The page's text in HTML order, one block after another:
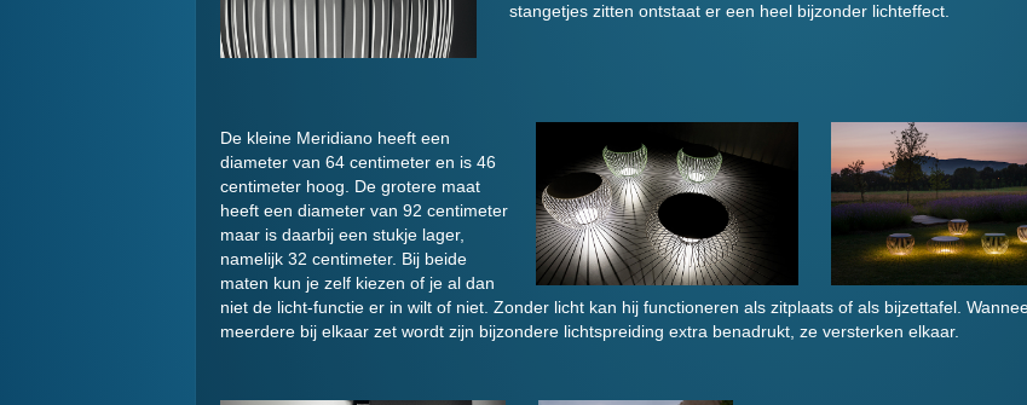
stangetjes zitten ontstaat er een heel bijzonder lichteffect.
De kleine Meridiano heeft een
diameter van 64 centimeter en is 46
centimeter hoog. De grotere maat
heeft een diameter van 92 centimeter
maar is daarbij een stukje lager,
namelijk 32 centimeter. Bij beide
maten kun je zelf kiezen of je al dan
niet de licht-functie er in wilt of niet. Zonder licht kan hij functioneren als zitplaats of als bijzettafel.
meerdere bij elkaar zet wordt zijn bijzondere lichtspreiding extra benadrukt, ze versterken elkaar.